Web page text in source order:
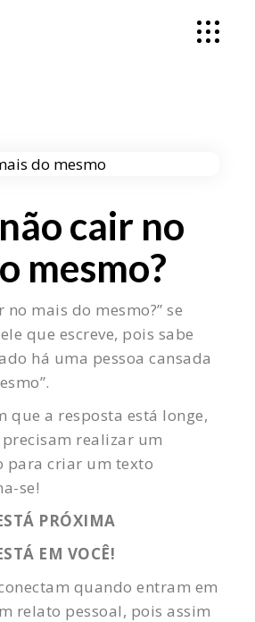
cair no
mesmo?
no mais do mesmo?” se
que escreve, pois sabe
há uma pessoa cansada
que a resposta está longe,
realizar um
para criar um texto
se!
PRÓXIMA
EM VOCÊ!
quando entram em
relato pessoal, pois assim